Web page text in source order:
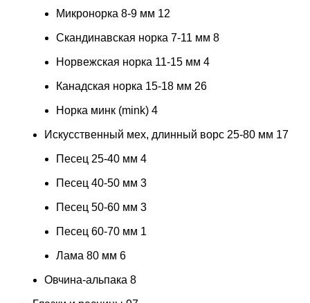
Микронорка 8-9 мм 12
Скандинавская норка 7-11 мм 8
Норвежская норка 11-15 мм 4
Канадская норка 15-18 мм 26
Норка минк (mink) 4
Искусственный мех, длинный ворс 25-80 мм 17
Песец 25-40 мм 4
Песец 40-50 мм 3
Песец 50-60 мм 3
Песец 60-70 мм 1
Лама 80 мм 6
Овчина-альпака 8